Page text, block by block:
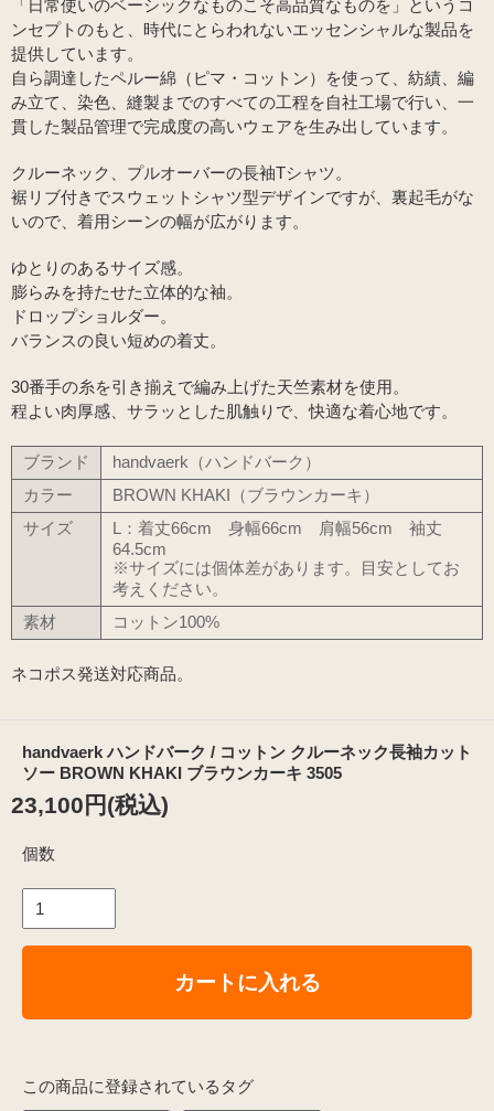
「日常使いのベーシックなものこそ高品質なものを」というコ
ンセプトのもと、時代にとらわれないエッセンシャルな製品を
提供しています。
自ら調達したペルー綿（ピマ・コットン）を使って、紡績、編
み立て、染色、縫製までのすべての工程を自社工場で行い、一
貫した製品管理で完成度の高いウェアを生み出しています。
クルーネック、プルオーバーの長袖Tシャツ。
裾リブ付きでスウェットシャツ型デザインですが、裏起毛がな
いので、着用シーンの幅が広がります。
ゆとりのあるサイズ感。
膨らみを持たせた立体的な袖。
ドロップショルダー。
バランスの良い短めの着丈。
30番手の糸を引き揃えで編み上げた天竺素材を使用。
程よい肉厚感、サラッとした肌触りで、快適な着心地です。
ブランド
handvaerk（ハンドバーク）
カラー
BROWN KHAKI（ブラウンカーキ）
サイズ
L：着丈66cm 身幅66cm 肩幅56cm 袖丈
64.5cm
※サイズには個体差があります。目安としてお
考えください。
素材
コットン100%
ネコポス発送対応商品。
handvaerk ハンドバーク / コットン クルーネック長袖カット
ソー BROWN KHAKI ブラウンカーキ 3505
23,100円(税込)
個数
カートに入れる
この商品に登録されているタグ